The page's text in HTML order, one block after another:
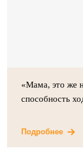
«Мама, это же
способность
Подробнее